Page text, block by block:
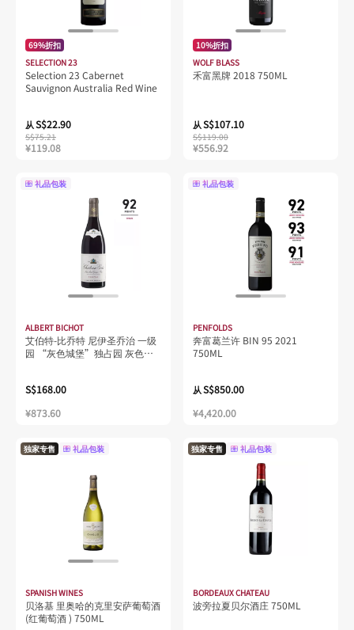
69%折扣
SELECTION 23
Selection 23 Cabernet
Sauvignon Australia Red Wine
从S$22.90
S$75.21
¥119.08
10%折扣
WOLF BLASS
禾富黑牌 2018 750ML
从S$107.10
S$119.00
¥556.92
礼品包装
ALBERT BICHOT
艾伯特-比乔特 尼伊圣乔治 一级
园 “灰色城堡”独占园 灰色城
S$168.00
¥873.60
礼品包装
PENFOLDS
奔富葛兰许 BIN 95 2021
750ML
从S$850.00
¥4,420.00
独家专售 礼品包装
SPANISH WINES
贝洛基 里奥哈的克里安萨葡萄酒
(红葡萄酒 ) 750ML
独家专售 礼品包装
BORDEAUX CHATEAU
波旁拉夏贝尔酒庄 750ML